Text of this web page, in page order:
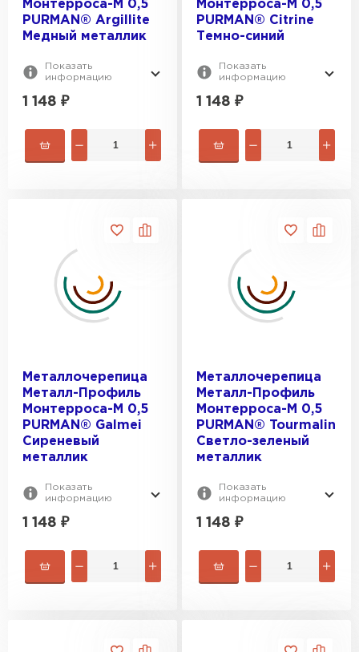
Монтерроса-M 0,5
PURMAN® Argillite
Медный металлик
Показать
информацию
1 148 ₽
Монтерроса-M 0,5
PURMAN® Citrine
Темно-синий
Показать
информацию
1 148 ₽
Металлочерепица
Металл-Профиль
Монтерроса-M 0,5
PURMAN® Galmei
Сиреневый
металлик
Показать
информацию
1 148 ₽
Металлочерепица
Металл-Профиль
Монтерроса-M 0,5
PURMAN® Tourmalin
Светло-зеленый
металлик
Показать
информацию
1 148 ₽